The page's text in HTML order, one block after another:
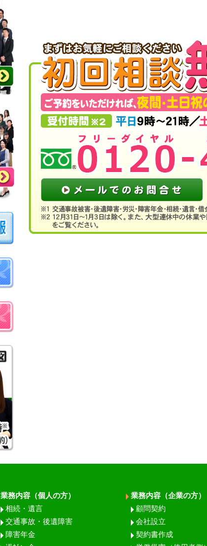
業務内容（個人の方）
相続・遺言
交通事故・後遺障害
障害年金
業務内容（企業の方）
顧問契約
会社設立
契約書作成